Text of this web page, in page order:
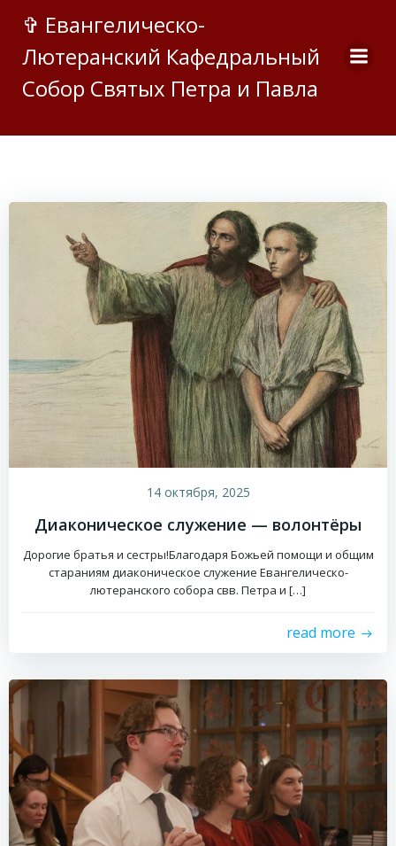
к
содержимому
✞ Евангелическо-
Лютеранский Кафедральный
Собор Святых Петра и Павла
14 октября, 2025
Диаконическое служение — волонтёры
Дорогие братья и сестры!Благодаря Божьей помощи и общим
стараниям диаконическое служение Евангелическо-
лютеранского собора свв. Петра и […]
read more